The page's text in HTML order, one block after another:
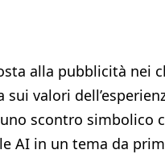
alla pubblicità nei
valori
scontro
AI in un tema da